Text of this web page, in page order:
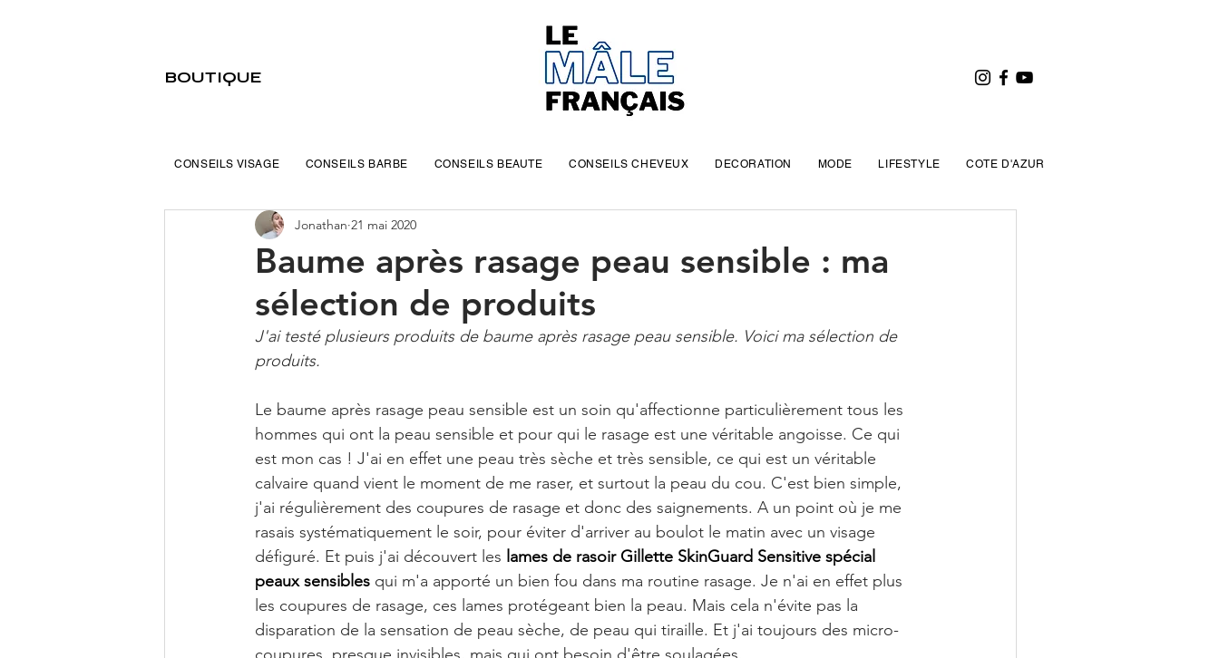
BOUTIQUE
Baume après rasage peau sensible : ma
sélection de produits
Jonathan 21 mai 2020
J'ai testé plusieurs produits de baume après rasage peau sensible. Voici ma sélection de
produits.
Le baume après rasage peau sensible est un soin qu'affectionne particulièrement tous les
hommes qui ont la peau sensible et pour qui le rasage est une véritable angoisse. Ce qui
est mon cas ! J'ai en effet une peau très sèche et très sensible, ce qui est un véritable
calvaire quand vient le moment de me raser, et surtout la peau du cou. C'est bien simple,
j'ai régulièrement des coupures de rasage et donc des saignements. A un point où je me
rasais systématiquement le soir, pour éviter d'arriver au boulot le matin avec un visage
défiguré. Et puis j'ai découvert les lames de rasoir Gillette SkinGuard Sensitive spécial
peaux sensibles qui m'a apporté un bien fou dans ma routine rasage. Je n'ai en effet plus
les coupures de rasage, ces lames protégeant bien la peau. Mais cela n'évite pas la
disparation de la sensation de peau sèche, de peau qui tiraille. Et j'ai toujours des micro-
CONSEILS VISAGE CONSEILS BARBE CONSEILS BEAUTE CONSEILS CHEVEUX DECORATION MODE LIFESTYLE COTE D'AZUR